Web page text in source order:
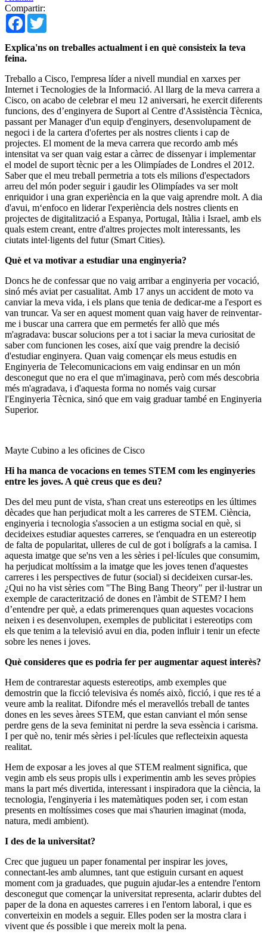
Compartir:
Facebook
Explica'ns on treballes actualment i en què consisteix la teva
feina.
Treballo a Cisco, l'empresa líder a nivell mundial en xarxes per
Internet i Tecnologies de la Informació. Al llarg de la meva carrera a
Cisco, on acabo de celebrar el meu 12 aniversari, he exercit diferents
funcions, des d’enginyera de Suport al Centre d'Assistència Tècnica,
passant per Manager d'un equip d'enginyers, desenvolupament de
negoci i de la cartera d'ofertes per als nostres clients i cap de
projectes. El moment de la meva carrera que recordo amb més
intensitat va ser quan vaig estar a càrrec de dissenyar i implementar
el model de suport tècnic per a les Olimpíades de Londres el 2012.
Saber que el meu treball permetria a tots els milions d'espectadors
arreu del món poder seguir i gaudir les Olimpíades va ser molt
enriquidor i una gran experiència en la que vaig aprendre molt. A dia
d'avui, m‘enfoco en liderar l'experiència dels nostres clients en
projectes de digitalització a Espanya, Portugal, Itàlia i Israel, amb els
quals estem creant, entre d'altres projectes molt interessants, les
ciutats intel·ligents del futur (Smart Cities).
Què et va motivar a estudiar una enginyeria?
Doncs he de confessar que no vaig arribar a enginyeria per vocació,
sinó més aviat per casualitat. Amb 17 anys un accident de moto va
canviar la meva vida, i els plans que tenia de dedicar-me a l'esport es
van truncar. Va ser en aquest moment quan vaig haver de reinventar-
me i buscar una carrera que em permetés fer allò que més
m'agradava: buscar solucions per a tot i saciar la meva curiositat de
saber com funcionen les coses, així que vaig prendre la decisió
d'estudiar enginyera. Quan vaig començar els meus estudis en
Enginyeria de Telecomunicacions em vaig endinsar en un món
desconegut que no era el que m'imaginava, però com més descobria
més m'agradava, i d'aquesta forma no només vaig cursar
l'Enginyeria Tècnica, sinó que em vaig graduar també en Enginyeria
Superior.
Mayte Cubino a les oficines de Cisco
Hi ha manca de vocacions en temes STEM com les enginyeries
entre les joves. A què creus que es deu?
Des del meu punt de vista, s'han creat uns estereotips en les últimes
dècades que han perjudicat molt a les carreres de STEM. Ciència,
enginyeria i tecnologia s'associen a un estigma social en què, si
decideixes estudiar aquestes carreres, se t'enquadra en un estereotip
de falta de popularitat, ulleres de cul de got i bolígrafs a la camisa. I
aquesta imatge que se'ns ven a les sèries i pel·lícules que consumim,
ha perjudicat moltíssim a la imatge que les joves tenen d'aquestes
carreres i les perspectives de futur (social) si decideixen cursar-les.
¿Qui no ha vist sèries com "The Bing Bang Theory" per il·lustrar un
exemple de caracterització de dones en l'àmbit de STEM? I hem
d’entendre per què, a edats primerenques quan aquestes vocacions
neixen i es desenvolupen, exemples de publicitat i estereotips com
els que tenim a la televisió avui en dia, poden influir i tenir un efecte
sobre les nenes i joves.
Què consideres que es podria fer per augmentar aquest interès?
Hem de contrarestar aquests estereotips, amb exemples que
demostrin que la ficció televisiva és només això, ficció, i que res té a
veure amb la realitat. Difondre més el meravellós treball de tantes
dones en les seves àrees STEM, que estan canviant el món sense
perdre gens de la seva feminitat ni perdre la seva essència i carisma.
I per què no, tenir més sèries i pel·lícules que reflecteixin aquesta
realitat.
Hem de exposar a les joves al que STEM realment significa, que
vegin amb els seus propis ulls i experimentin amb les seves pròpies
mans la part més divertida, interessant i inspiradora que la ciència, la
tecnologia, l'enginyeria i les matemàtiques poden ser, i com estan
presents en moltíssimes coses que mai s'haurien imaginat (moda,
natura, medi ambient).
I des de la universitat?
Crec que jugueu un paper fonamental per inspirar les joves,
connectant-les amb alumnes, tant que estiguin cursant en aquest
moment com ja graduades, que puguin ajudar-les a entendre l'entorn
desconegut que començar la universitat representa, aclarir dubtes del
paper de la dona en aquestes carreres i en l'entorn laboral, i que es
converteixin en models a seguir. Elles poden ser la mostra clara i
vivent que és possible i que mereix molt la pena.